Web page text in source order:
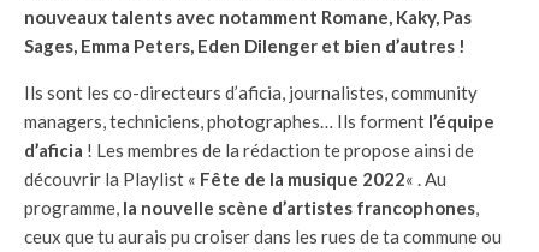
nouveaux talents avec notamment Romane, Kaky, Pas
Sages, Emma Peters, Eden Dilenger et bien d’autres !
Ils sont les co-directeurs d’aficia, journalistes, community
managers, techniciens, photographes… Ils forment l’équipe
d’aficia ! Les membres de la rédaction te propose ainsi de
découvrir la Playlist « Fête de la musique 2022« . Au
programme, la nouvelle scène d’artistes francophones,
ceux que tu aurais pu croiser dans les rues de ta commune ou